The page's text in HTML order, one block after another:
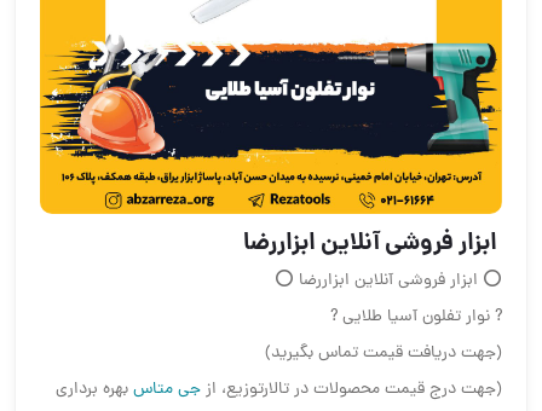
️ ابزار فروشی آنلاین ابزاررضا ️
⭕️ ابزار فروشی آنلاین ابزاررضا ⭕️
? نوار تفلون آسیا طلایی ?
(جهت دریافت قیمت تماس بگیرید)
(جهت درج قیمت محصولات در تالارتوزیع، ازجی متاسبهره برداری